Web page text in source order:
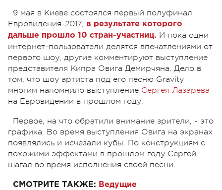
9 мая в Киеве состоялся первый полуфинал
Евровидения-2017, в результате которого
дальше прошло 10 стран-участниц. И пока одни
интернет-пользователи делятся впечатлениями от
первого шоу, другие комментируют выступление
представителя Кипра Овига Демирчяна. Дело в
том, что шоу артиста под его песню Gravity
многим напомнило выступление Сергея Лазарева
на Евровидении в прошлом году.
Первое, на что обратили внимание зрители, - это
графика. Во время выступления Овига на экранах
появлялись и исчезали кубы. По конструкциям с
похожими эффектами в прошлом году Сергей
шагал во время исполнения своей песни.
СМОТРИТЕ ТАКЖЕ: Ведущие